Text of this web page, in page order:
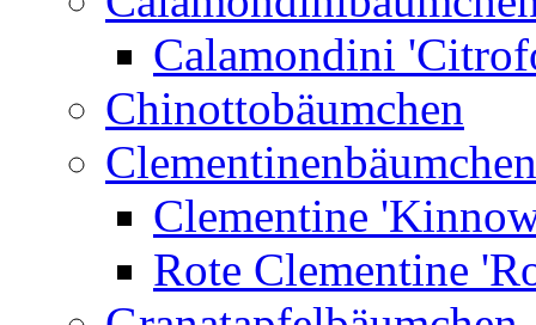
Calamondini
Chinottobäumchen
Clementinenbäumchen
Clementine
Rote Clementine